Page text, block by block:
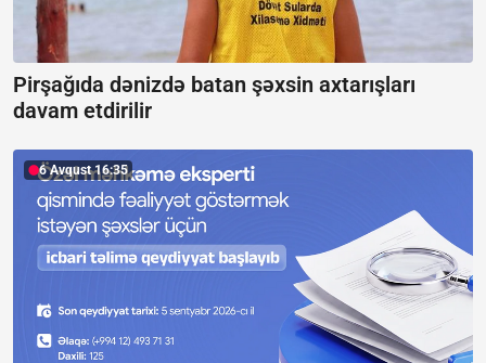
Pirşağıda dənizdə batan şəxsin axtarışları
davam etdirilir
6 Avqust 16:35